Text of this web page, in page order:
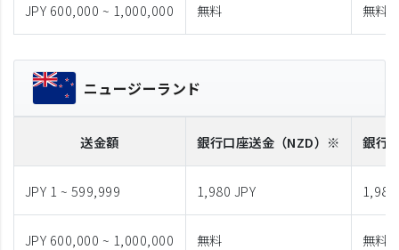
JPY 600,000 ~ 1,000,000 無料 無料
ニュージーランド
送金額 銀行口座送金 （NZD）※ 銀行
JPY 1 ~ 599,999 1,980 JPY 1,980
JPY 600,000 ~ 1,000,000 無料 無料